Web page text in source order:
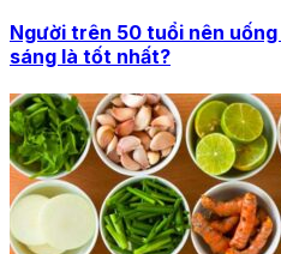
Người trên 50 tuổi nên uống
sáng là tốt nhất?